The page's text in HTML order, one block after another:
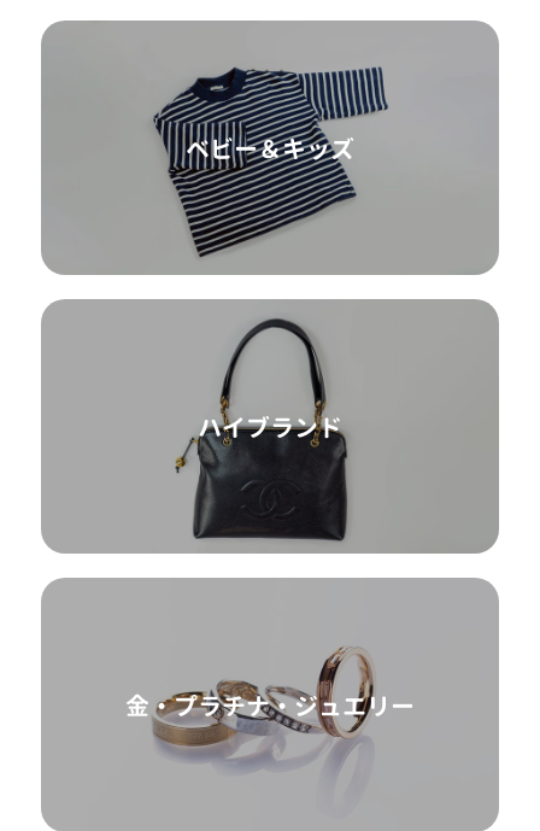
ベビー＆キッズ
ハイブランド
金・プラチナ・ジュエリー